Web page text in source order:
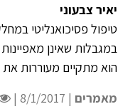
יאיר צבעוני
טיפול פסיכואנליטי
במגבלות שאינן
הוא מתקיים מעוררות את
מאמרים | 8/1/2017 |